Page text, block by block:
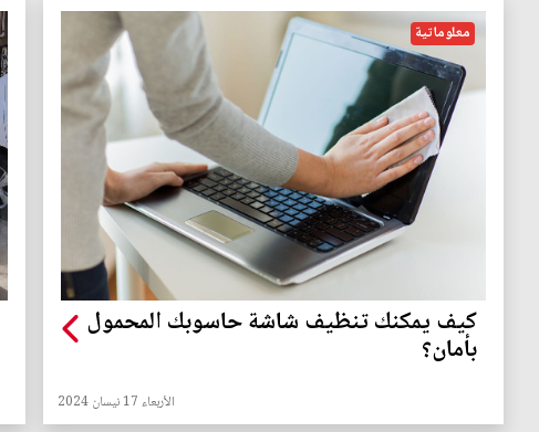
معلوماتية
كيف يمكنك تنظيف شاشة حاسوبك المحمول
بأمان؟
الأربعاء 17 نيسان 2024